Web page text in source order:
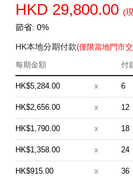
HKD 29,800.00 (
節省: 0%
HK本地分期付款(僅限當地門市
每期金額
付
HK$5,284.00 x 6
HK$2,656.00 x 12
HK$1,790.00 x 18
HK$1,358.00 x 24
HK$915.00 x 36
Hermes 愛馬仕